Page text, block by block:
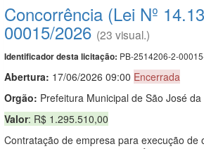
Concorrência (Lei Nº
00015/2026 (23 visual.)
Identificador desta licitação: PB-2514206-2-
Abertura: 17/06/2026 09:00 Encerrada
Orgão: Prefeitura Municipal de São José
Valor: R$ 1.295.510,00
Contratação de empresa para execução de